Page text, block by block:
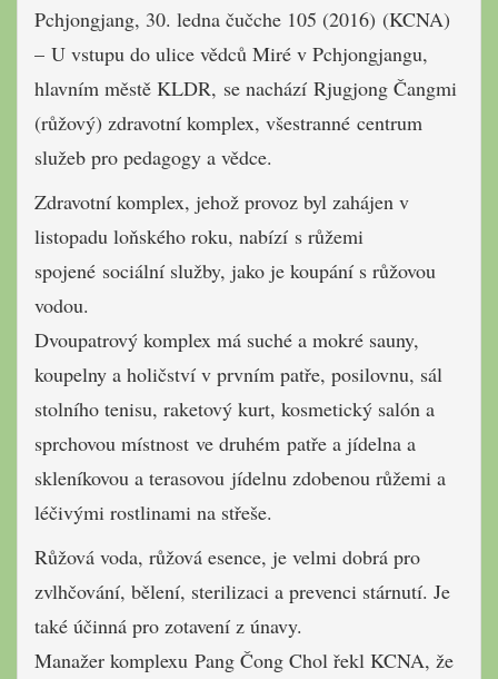
Pchjongjang, 30. ledna čučche 105 (2016) (KCNA)
– U vstupu do ulice vědců Miré v Pchjongjangu,
hlavním městě KLDR, se nachází Rjugjong Čangmi
(růžový) zdravotní komplex, všestranné centrum
služeb pro pedagogy a vědce.
Zdravotní komplex, jehož provoz byl zahájen v
listopadu loňského roku, nabízí s růžemi
spojené sociální služby, jako je koupání s růžovou
vodou.
Dvoupatrový komplex má suché a mokré sauny,
koupelny a holičství v prvním patře, posilovnu, sál
stolního tenisu, raketový kurt, kosmetický salón a
sprchovou místnost ve druhém patře a jídelna a
skleníkovou a terasovou jídelnu zdobenou růžemi a
léčivými rostlinami na střeše.
Růžová voda, růžová esence, je velmi dobrá pro
zvlhčování, bělení, sterilizaci a prevenci stárnutí. Je
také účinná pro zotavení z únavy.
Manažer komplexu Pang Čong Chol řekl KCNA, že